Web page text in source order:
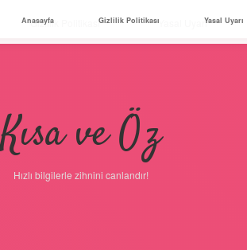
Gizlilik Politikası Yasal Uyarı
Kısa ve Öz
Hızlı bilgilerle zihnini canlandır!
Anasayfa Gizlilik Politikası Yasal Uyarı